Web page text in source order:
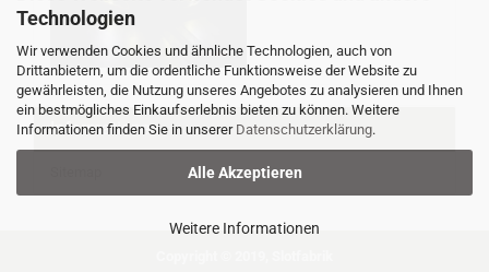
Technologien
Wir verwenden Cookies und ähnliche Technologien, auch von
Drittanbietern, um die ordentliche Funktionsweise der Website zu
gewährleisten, die Nutzung unseres Angebotes zu analysieren und Ihnen
ein bestmögliches Einkaufserlebnis bieten zu können. Weitere
Informationen finden Sie in unserer Datenschutzerklärung.
Alle Akzeptieren
Weitere Informationen
Informationen